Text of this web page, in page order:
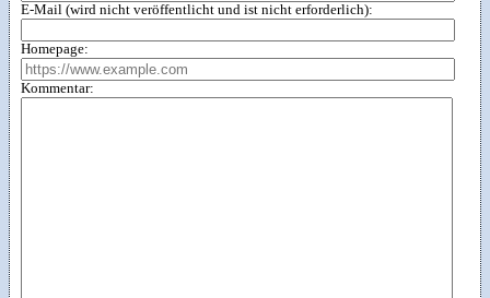
E-Mail (wird nicht veröffentlicht und ist nicht erforderlich):
Homepage:
Kommentar: